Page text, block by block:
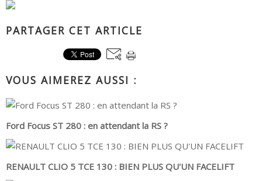
PARTAGER CET ARTICLE
VOUS AIMEREZ AUSSI :
Ford Focus ST 280 : en attendant la RS ?
RENAULT CLIO 5 TCE 130 : BIEN PLUS QU'UN FACELIFT